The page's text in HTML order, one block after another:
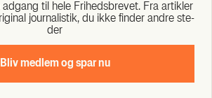
til hele Fri­heds­bre­vet. Fra artik­ler
jour­na­li­stik, du ikke fin­der andre ste­
der
Bliv med­lem og spar nu